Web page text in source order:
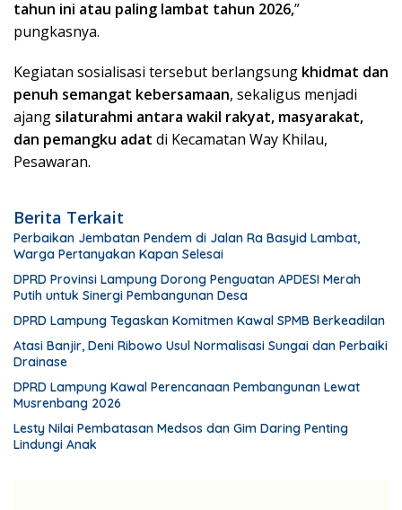
tahun ini atau paling lambat tahun 2026,”
pungkasnya.
Kegiatan sosialisasi tersebut berlangsung khidmat dan
penuh semangat kebersamaan, sekaligus menjadi
ajang silaturahmi antara wakil rakyat, masyarakat,
dan pemangku adat di Kecamatan Way Khilau,
Pesawaran.
Berita Terkait
Perbaikan Jembatan Pendem di Jalan Ra Basyid Lambat,
Warga Pertanyakan Kapan Selesai
DPRD Provinsi Lampung Dorong Penguatan APDESI Merah
Putih untuk Sinergi Pembangunan Desa
DPRD Lampung Tegaskan Komitmen Kawal SPMB Berkeadilan
Atasi Banjir, Deni Ribowo Usul Normalisasi Sungai dan Perbaiki
Drainase
DPRD Lampung Kawal Perencanaan Pembangunan Lewat
Musrenbang 2026
Lesty Nilai Pembatasan Medsos dan Gim Daring Penting
Lindungi Anak